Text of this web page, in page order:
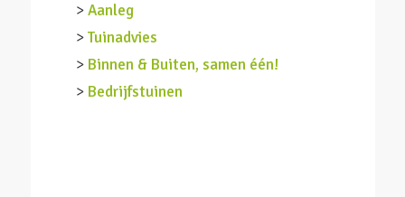
>Aanleg
>Tuinadvies
> Binnen & Buiten, samen één!
> Bedrijfstuinen